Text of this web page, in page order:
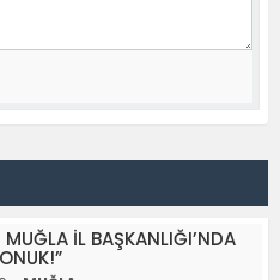
MUĞLA İL BAŞKANLIĞI’NDA